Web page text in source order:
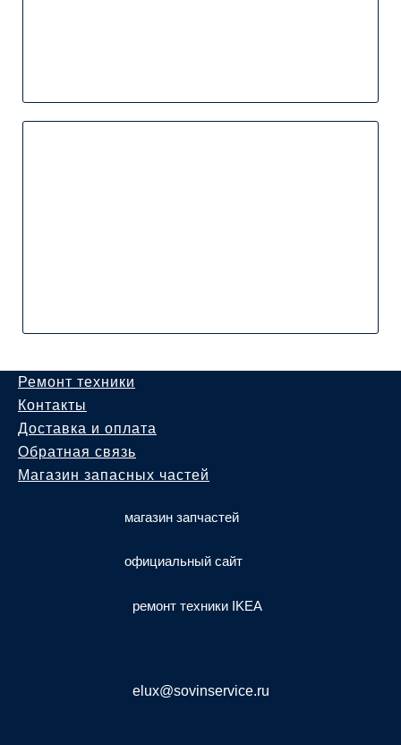
Ремонт техники
Контакты
Доставка и оплата
Обратная связь
Магазин запасных частей
магазин запчастей
официальный сайт
ремонт техники IKEA
elux@sovinservice.ru